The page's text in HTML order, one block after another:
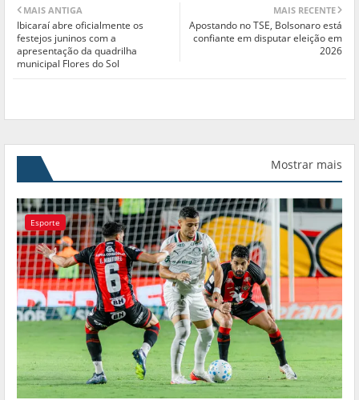
MAIS RECENTE
Apostando no TSE, Bolsonaro está
confiante em disputar eleição em
2026
MAIS ANTIGA
Ibicaraí abre oficialmente os
festejos juninos com a
apresentação da quadrilha
municipal Flores do Sol
Mostrar mais
Esporte